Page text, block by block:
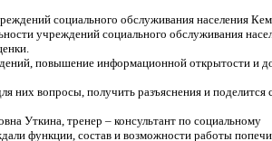
социального обслуживания населения
учреждений социального обслуживания
повышение информационной открытости и
них вопросы, получить разъяснения и поделится
Уткина, тренер – консультант по социальному
функции, состав и возможности работы